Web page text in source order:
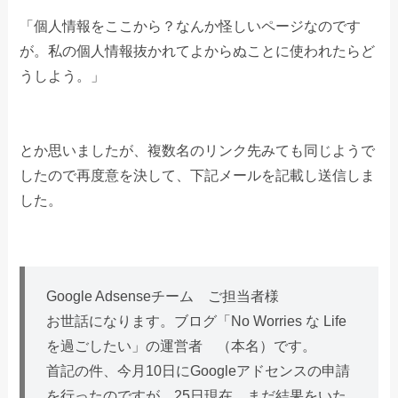
「個人情報をここから？なんか怪しいページなのです
が。私の個人情報抜かれてよからぬことに使われたらど
うしよう。」
とか思いましたが、複数名のリンク先みても同じようで
したので再度意を決して、下記メールを記載し送信しま
した。
Google Adsenseチーム ご担当者様
お世話になります。ブログ「No Worries な Life
を過ごしたい」の運営者 （本名）です。
首記の件、今月10日にGoogleアドセンスの申請